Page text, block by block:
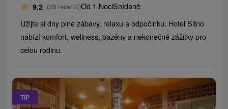
9,2 (28 recenzí)Od 1 NociSnídaně
Užijte si dny plné zábavy, relaxu a odpočinku. Hotel Sitno
nabízí komfort, wellness, bazény a nekonečné zážitky pro
celou rodinu.
TIP